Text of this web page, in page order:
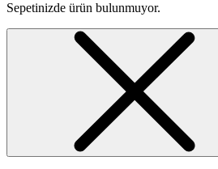
Sepetinizde ürün bulunmuyor.